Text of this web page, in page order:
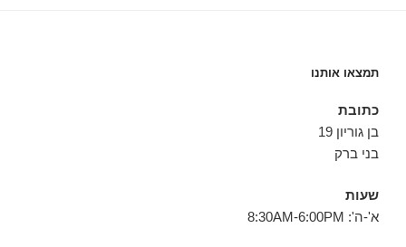
תמצאו אותנו
כתובת
בן גוריון 19
בני ברק
שעות
א'-ה': 8:30AM-6:00PM